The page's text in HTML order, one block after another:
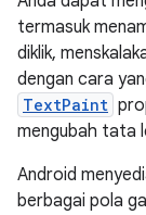
termasuk
diklik,
dengan cara
TextPaint
mengubah tata
Android
berbagai pola